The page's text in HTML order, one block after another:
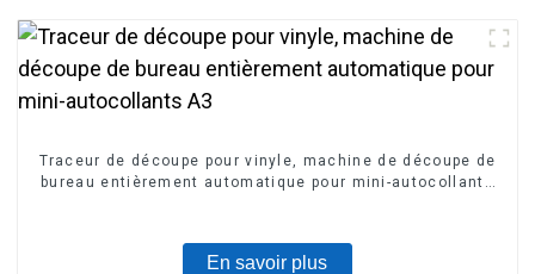
Traceur de découpe pour vinyle, machine de découpe de
bureau entièrement automatique pour mini-autocollants
En savoir plus